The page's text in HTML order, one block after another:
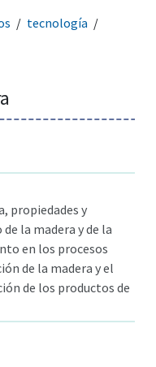
tecnología
propiedades y
la madera y de la
en los procesos
de la madera y el
de los productos de